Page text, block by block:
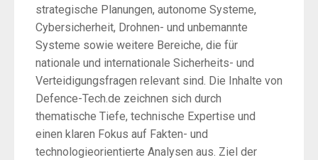
strategische Planungen, autonome Systeme,
Cybersicherheit, Drohnen- und unbemannte
Systeme sowie weitere Bereiche, die für
nationale und internationale Sicherheits- und
Verteidigungsfragen relevant sind. Die Inhalte von
Defence-Tech.de zeichnen sich durch
thematische Tiefe, technische Expertise und
einen klaren Fokus auf Fakten- und
technologieorientierte Analysen aus. Ziel der